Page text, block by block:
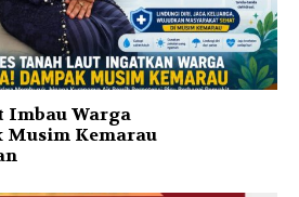
Imbau Warga
Musim Kemarau